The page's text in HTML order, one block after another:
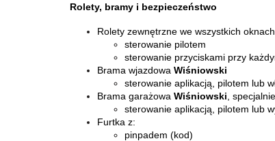
Rolety, bramy i bezpieczeństwo
Rolety zewnętrzne we wszystkich oknach
sterowanie pilotem
sterowanie przyciskami przy
Brama wjazdowa Wiśniowski
sterowanie aplikacją, pilotem lub
Brama garażowa Wiśniowski ,
sterowanie aplikacją, pilotem lub
Furtka z:
pinpadem (kod)